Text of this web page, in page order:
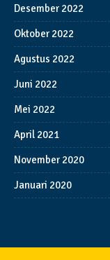
Desember 2022
Oktober 2022
Agustus 2022
Juni 2022
Mei 2022
April 2021
November 2020
Januari 2020